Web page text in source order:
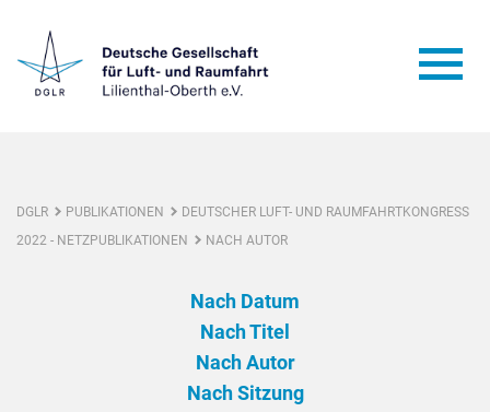
DGLR PUBLIKATIONEN
DEUTSCHER LUFT- UND RAUMFAHRTKONGRESS
2022 - NETZPUBLIKATIONEN
NACH AUTOR
Nach Datum
Nach Titel
Nach Autor
Nach Sitzung